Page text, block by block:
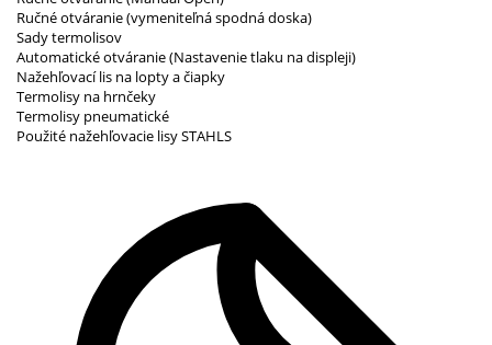
Ručné otváranie (vymeniteľná spodná doska)
Sady termolisov
Automatické otváranie (Nastavenie tlaku na displeji)
Nažehľovací lis na lopty a čiapky
Termolisy na hrnčeky
Termolisy pneumatické
Použité nažehľovacie lisy STAHLS